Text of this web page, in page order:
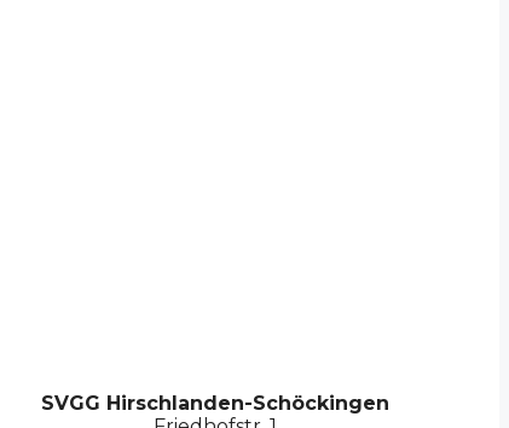
SVGG Hirschlanden-Schöckingen